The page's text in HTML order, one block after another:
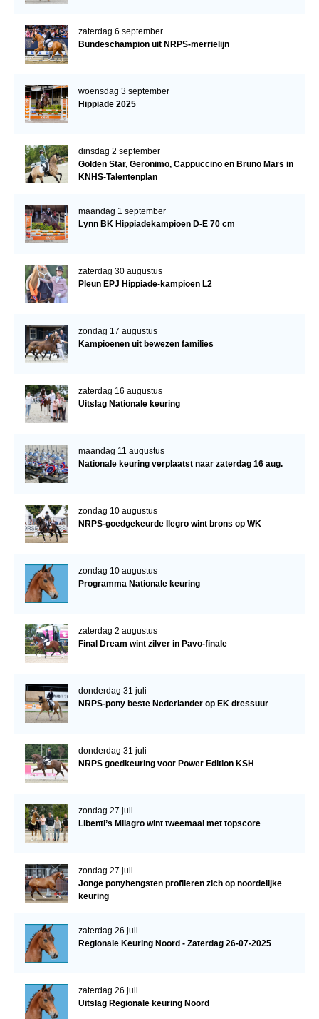
zaterdag 6 september
Bundeschampion uit NRPS-merrielijn
woensdag 3 september
Hippiade 2025
dinsdag 2 september
Golden Star, Geronimo, Cappuccino en Bruno Mars in
KNHS-Talentenplan
maandag 1 september
Lynn BK Hippiadekampioen D-E 70 cm
zaterdag 30 augustus
Pleun EPJ Hippiade-kampioen L2
zondag 17 augustus
Kampioenen uit bewezen families
zaterdag 16 augustus
Uitslag Nationale keuring
maandag 11 augustus
Nationale keuring verplaatst naar zaterdag 16 aug.
zondag 10 augustus
NRPS-goedgekeurde Ilegro wint brons op WK
zondag 10 augustus
Programma Nationale keuring
zaterdag 2 augustus
Final Dream wint zilver in Pavo-finale
donderdag 31 juli
NRPS-pony beste Nederlander op EK dressuur
donderdag 31 juli
NRPS goedkeuring voor Power Edition KSH
zondag 27 juli
Libenti’s Milagro wint tweemaal met topscore
zondag 27 juli
Jonge ponyhengsten profileren zich op noordelijke
keuring
zaterdag 26 juli
Regionale Keuring Noord - Zaterdag 26-07-2025
zaterdag 26 juli
Uitslag Regionale keuring Noord